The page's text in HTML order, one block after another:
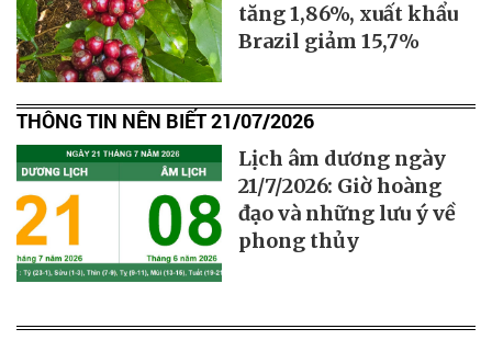
tăng 1,86%, xuất khẩu
Brazil giảm 15,7%
THÔNG TIN NÊN BIẾT 21/07/2026
Lịch âm dương ngày
21/7/2026: Giờ hoàng
đạo và những lưu ý về
phong thủy